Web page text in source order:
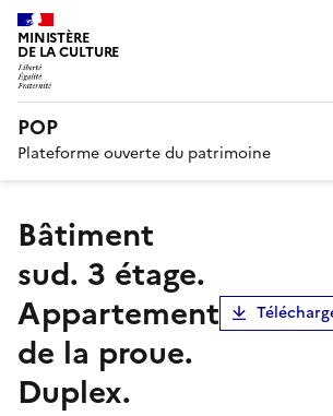
MINISTÈRE
DE LA CULTURE
POP
Plateforme ouverte du patrimoine
Bâtiment
sud. 3 étage.
Appartement
de la proue.
Duplex.